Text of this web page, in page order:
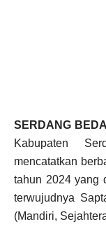
SERDANG
Kabupaten
mencatatkan
tahun 2024 yang
terwujudnya
(Mandiri,